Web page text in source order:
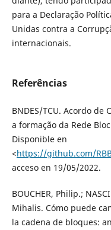
para a Declaração
Unidas contra a
internacionais.
Referências
BNDES/TCU. Acordo de
a formação da Rede
Disponible en
<https://github.com/
acceso en 19/05/2022.
BOUCHER, Philip.;
Mihalis. Cómo puede
la cadena de bloques: